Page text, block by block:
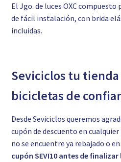
El Jgo. de luces OXC
de fácil instalación, con brida
incluidas.
Seviciclos tu
bicicletas de
Desde Seviciclos queremos
cupón de descuento en
no se encuentre ya rebajado o
cupón SEVI10 antes de